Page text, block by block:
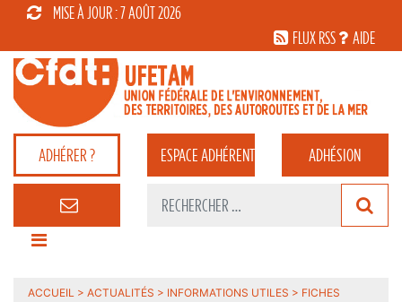
MISE À JOUR : 7 AOÛT 2026
FLUX RSS
AIDE
ADHÉRER ? ESPACEADHÉRENT ADHÉSION
ACCUEIL > ACTUALITÉS > INFORMATIONS UTILES > FICHES